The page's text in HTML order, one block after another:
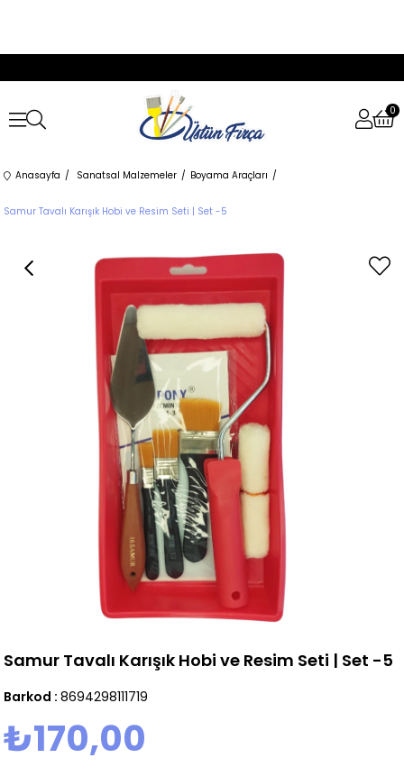
0
Anasayfa Sanatsal Malzemeler Boyama Araçları
Samur Tavalı Karışık Hobi ve Resim Seti | Set -5
Samur Tavalı Karışık Hobi ve Resim Seti | Set -5
Barkod : 8694298111719
₺170,00